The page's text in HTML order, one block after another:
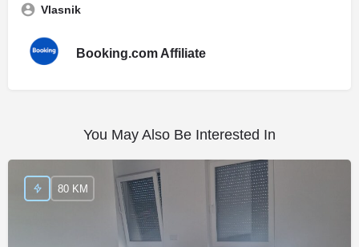
Vlasnik
Booking.com Affiliate
You May Also Be Interested In
80 KM